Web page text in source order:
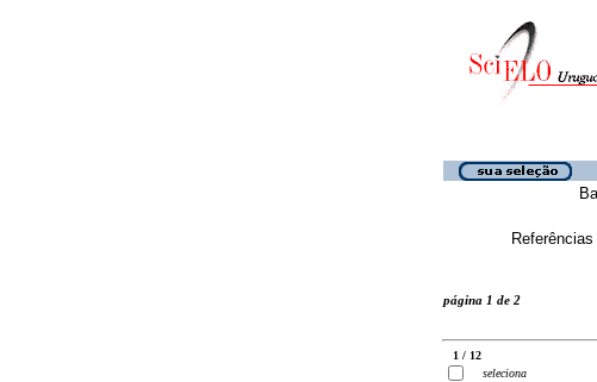
página 1 de 2
1 / 12
seleciona